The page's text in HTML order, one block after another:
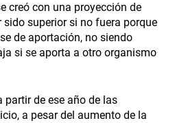
creó con una proyección de
sido superior si no fuera porque
de aportación, no siendo
si se aporta a otro organismo
partir de ese año de las
a pesar del aumento de la